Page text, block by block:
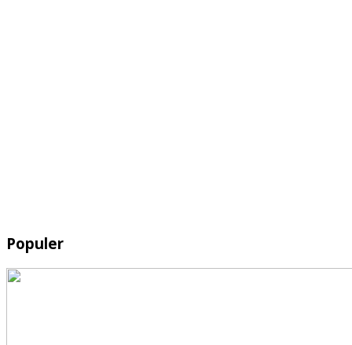
Populer